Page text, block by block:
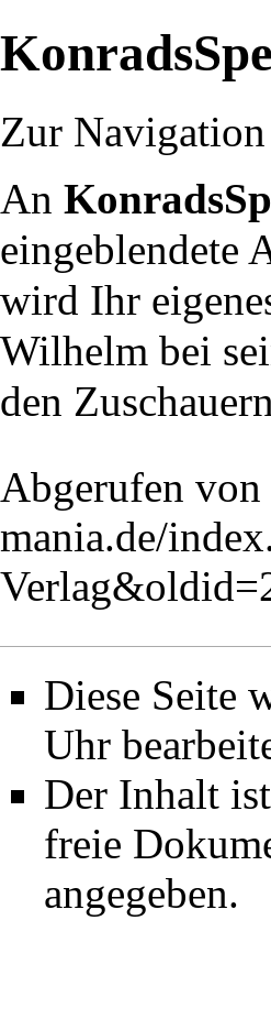
Zur
An
eingeblendete
wird Ihr
Wilhelm bei
den
Abgerufen von
mania.de/
Diese Seite
Uhr
Der Inhalt
freie
angegeben.